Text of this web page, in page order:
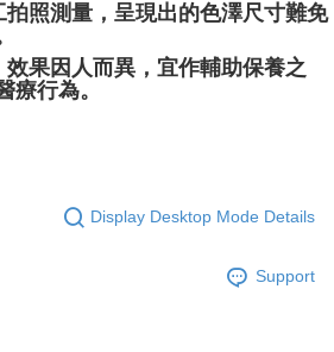
拍照測量，呈現出的色澤尺寸難免
效果因人而異，宜作輔助保養之
療行為。
Display Desktop Mode Details
Support